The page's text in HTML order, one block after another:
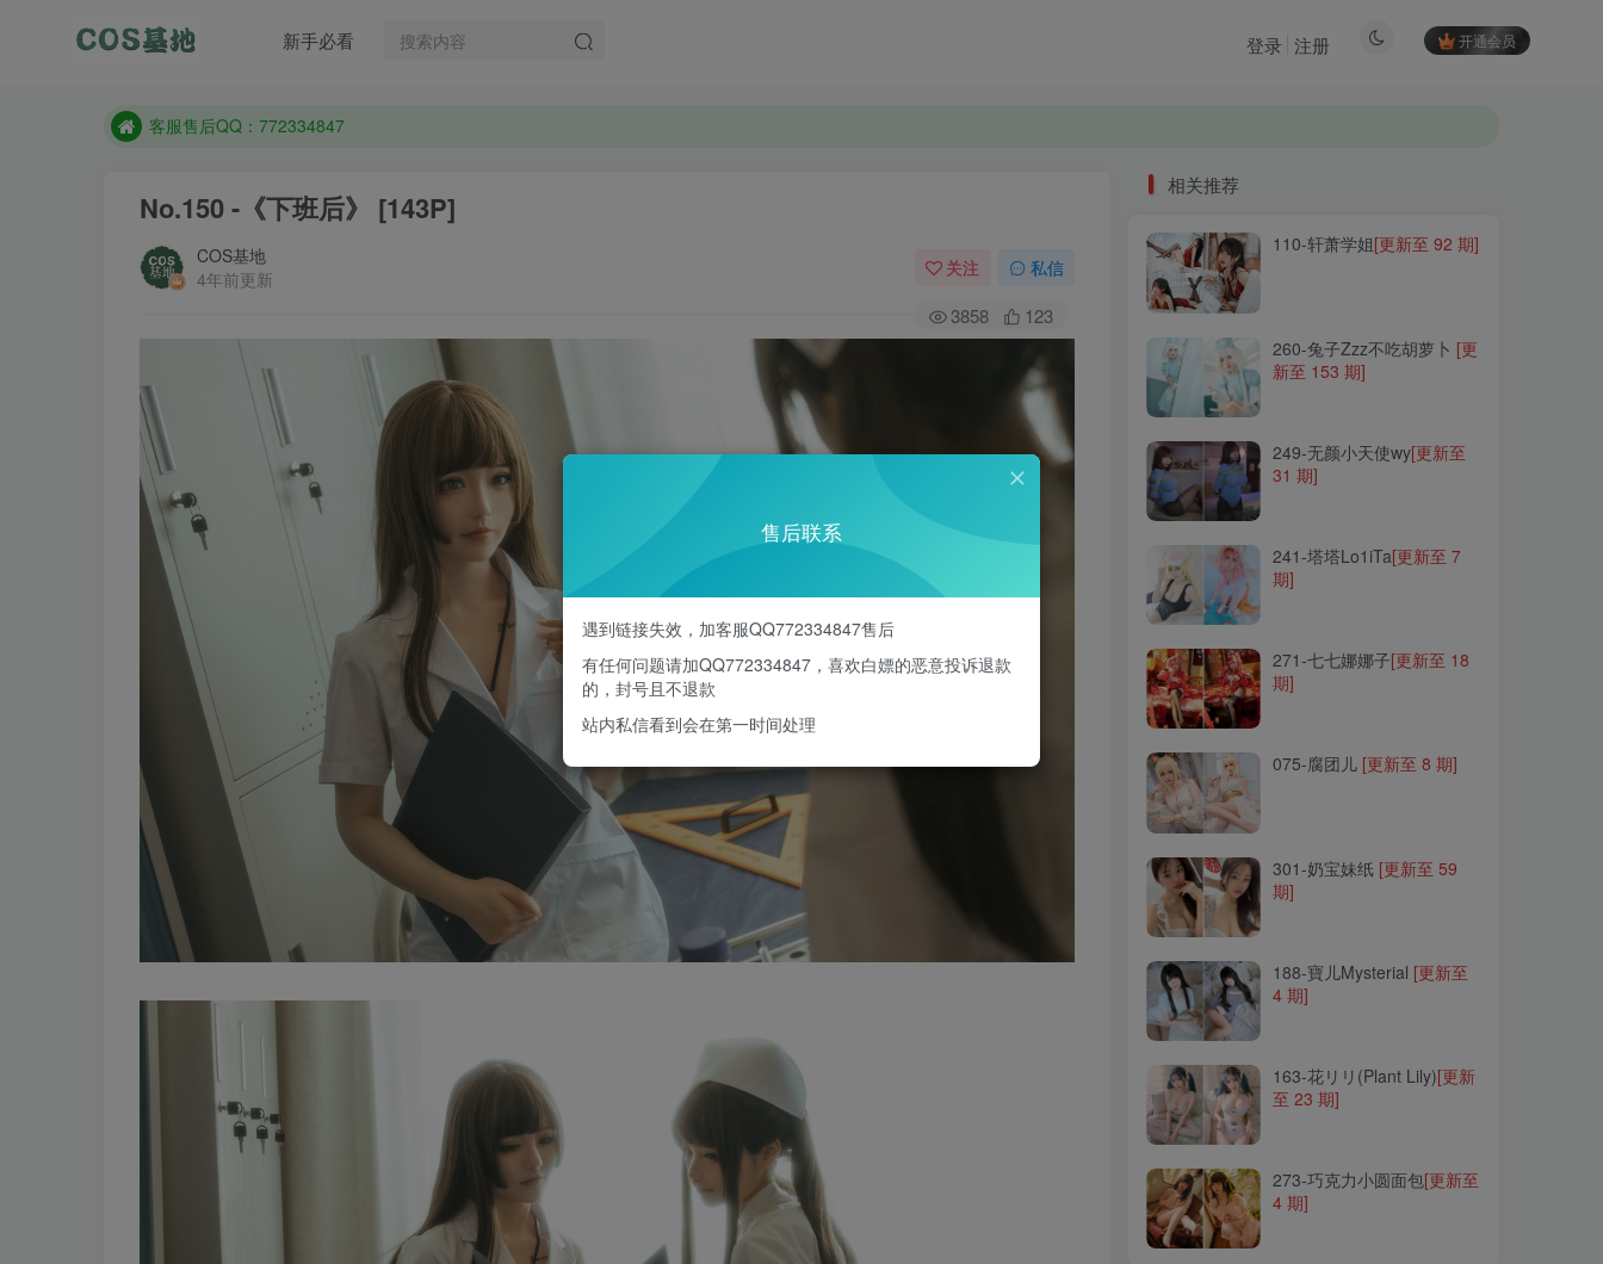
新手必看 开通会员
登录 注册
防失联：百度搜索《一七天佳》，实时查看最新站点。
遇到任何问题加客服QQ：772334847
No.150 -《下班后》 [143P]
COS基地
4年前更新
关注 私信
3858 123
249-无颜小天使wy
241-塔塔Lo1iTa
271-七七娜娜子
075-腐团儿
188-寶儿Mysterial
163-花リリ(Plant Lily)
273-巧克力小圆面包
相关推荐
110-轩萧学姐[更新至 92 期]
260-兔子Zzz不吃胡萝卜 [更
新至 153 期]
249-无颜小天使wy[更新至
31 期]
241-塔塔Lo1iTa[更新至 7
期]
271-七七娜娜子[更新至 18
期]
075-腐团儿 [更新至 8 期]
301-奶宝妹纸 [更新至 59
期]
188-寶儿Mysterial [更新至
4 期]
163-花リリ(Plant Lily)[更新
至 23 期]
273-巧克力小圆面包[更新至
4 期]
售后联系
遇到链接失效，加客服QQ772334847售后
有任何问题请加QQ772334847，喜欢白嫖的恶意投诉退款
的，封号且不退款
站内私信看到会在第一时间处理